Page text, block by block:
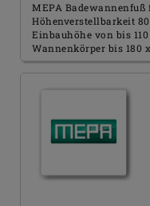
MEPA
Höhenverstellbarkeit
Einbauhöhe von bis 110
Wannenkörper bis 180